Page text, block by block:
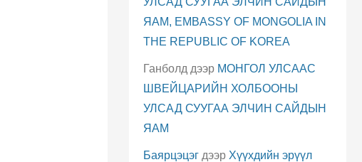
ЯАМ, EMBASSY OF MONGOLIA IN
THE REPUBLIC OF KOREA
Ганболд дээр МОНГОЛ УЛСААС
ШВЕЙЦАРИЙН ХОЛБООНЫ
УЛСАД СУУГАА ЭЛЧИН САЙДЫН
ЯАМ
Баярцэцэгдээр Хүүхдийн эрүүл